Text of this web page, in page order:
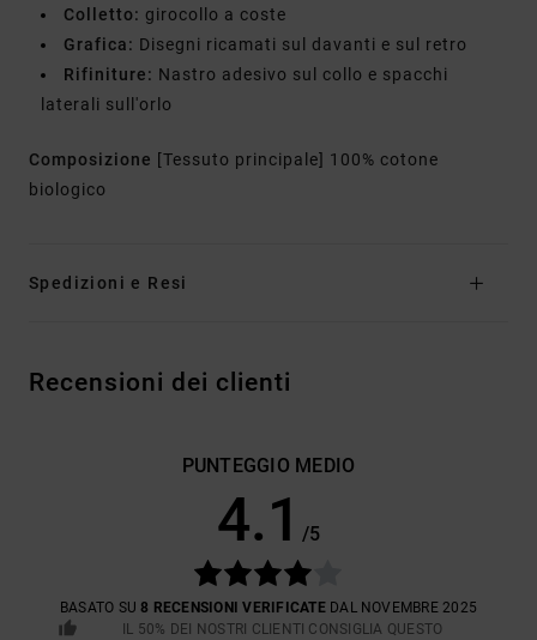
Colletto: girocollo a coste
Grafica: Disegni ricamati sul davanti e sul retro
Rifiniture: Nastro adesivo sul collo e spacchi
laterali sull'orlo
Composizione [Tessuto principale] 100% cotone
biologico
Spedizioni e Resi
Recensioni dei clienti
PUNTEGGIO MEDIO
4.1 /5
BASATO SU8 RECENSIONI VERIFICATEDAL NOVEMBRE 2025
IL 50% DEI NOSTRI CLIENTI CONSIGLIA QUESTO